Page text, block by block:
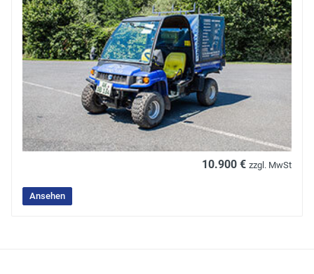
E-Mail *
Nachricht *
Connect Car 4x4 Diesel
Mit StVZO-Zulassung!
10.900 € zzgl. MwSt
Ansehen